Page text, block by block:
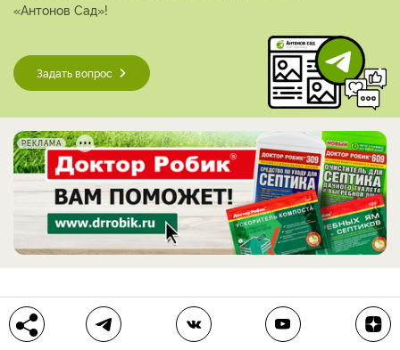
«Антонов Сад»!
Задать вопрос
РЕКЛАМА
Больше по теме
Выращивание хвойного дерева из семян: